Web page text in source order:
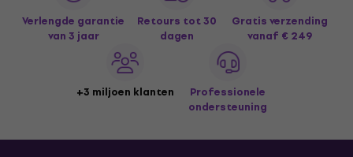
Verlengde garantie
van 3 jaar
Retours tot 30
dagen
Gratis verzending
vanaf € 249
+3 miljoen klanten
Professionele
ondersteuning